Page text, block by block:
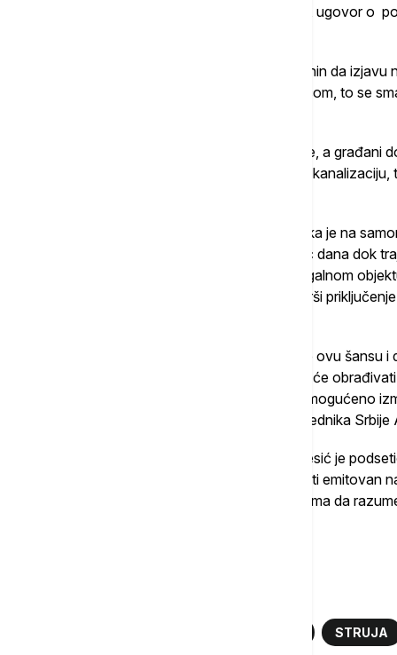
izgradnji stana, ugovor o kupovini objekta, ugovor o
"Ukoliko ne postoji ništa od toga, a građanin da
odgvornošću da tu živi sa svojom porodicom, to se
Naveo je da će opštine obrađivati zahteve, a građani
preduzeća – elektrodistribuciju, vodovod i
"To rešenje menja sve druge papire i odluka je na
priključenje ne mora da se ostvari u mesec dana dok
pravo za priključenje, ukoliko živite u nelegalnom
zavisi od tehničkih kapaciteta onoga ko vrši
Pozvao je građanke i građane da iskoriste ovu šansu
izdvoje posebne šaltere i odrede ljude koji će
treba i građani iskoristili pravo koje im je omogućeno
koje su nedavno donete na predlog predsednika
Sa ciljem da se što više građana prijavi, Vesić je
kampanju "Priključi se" koji će od danas biti emitovan
koji će, kako je rekao, sigurno pomoći ljudima da
STRUJA